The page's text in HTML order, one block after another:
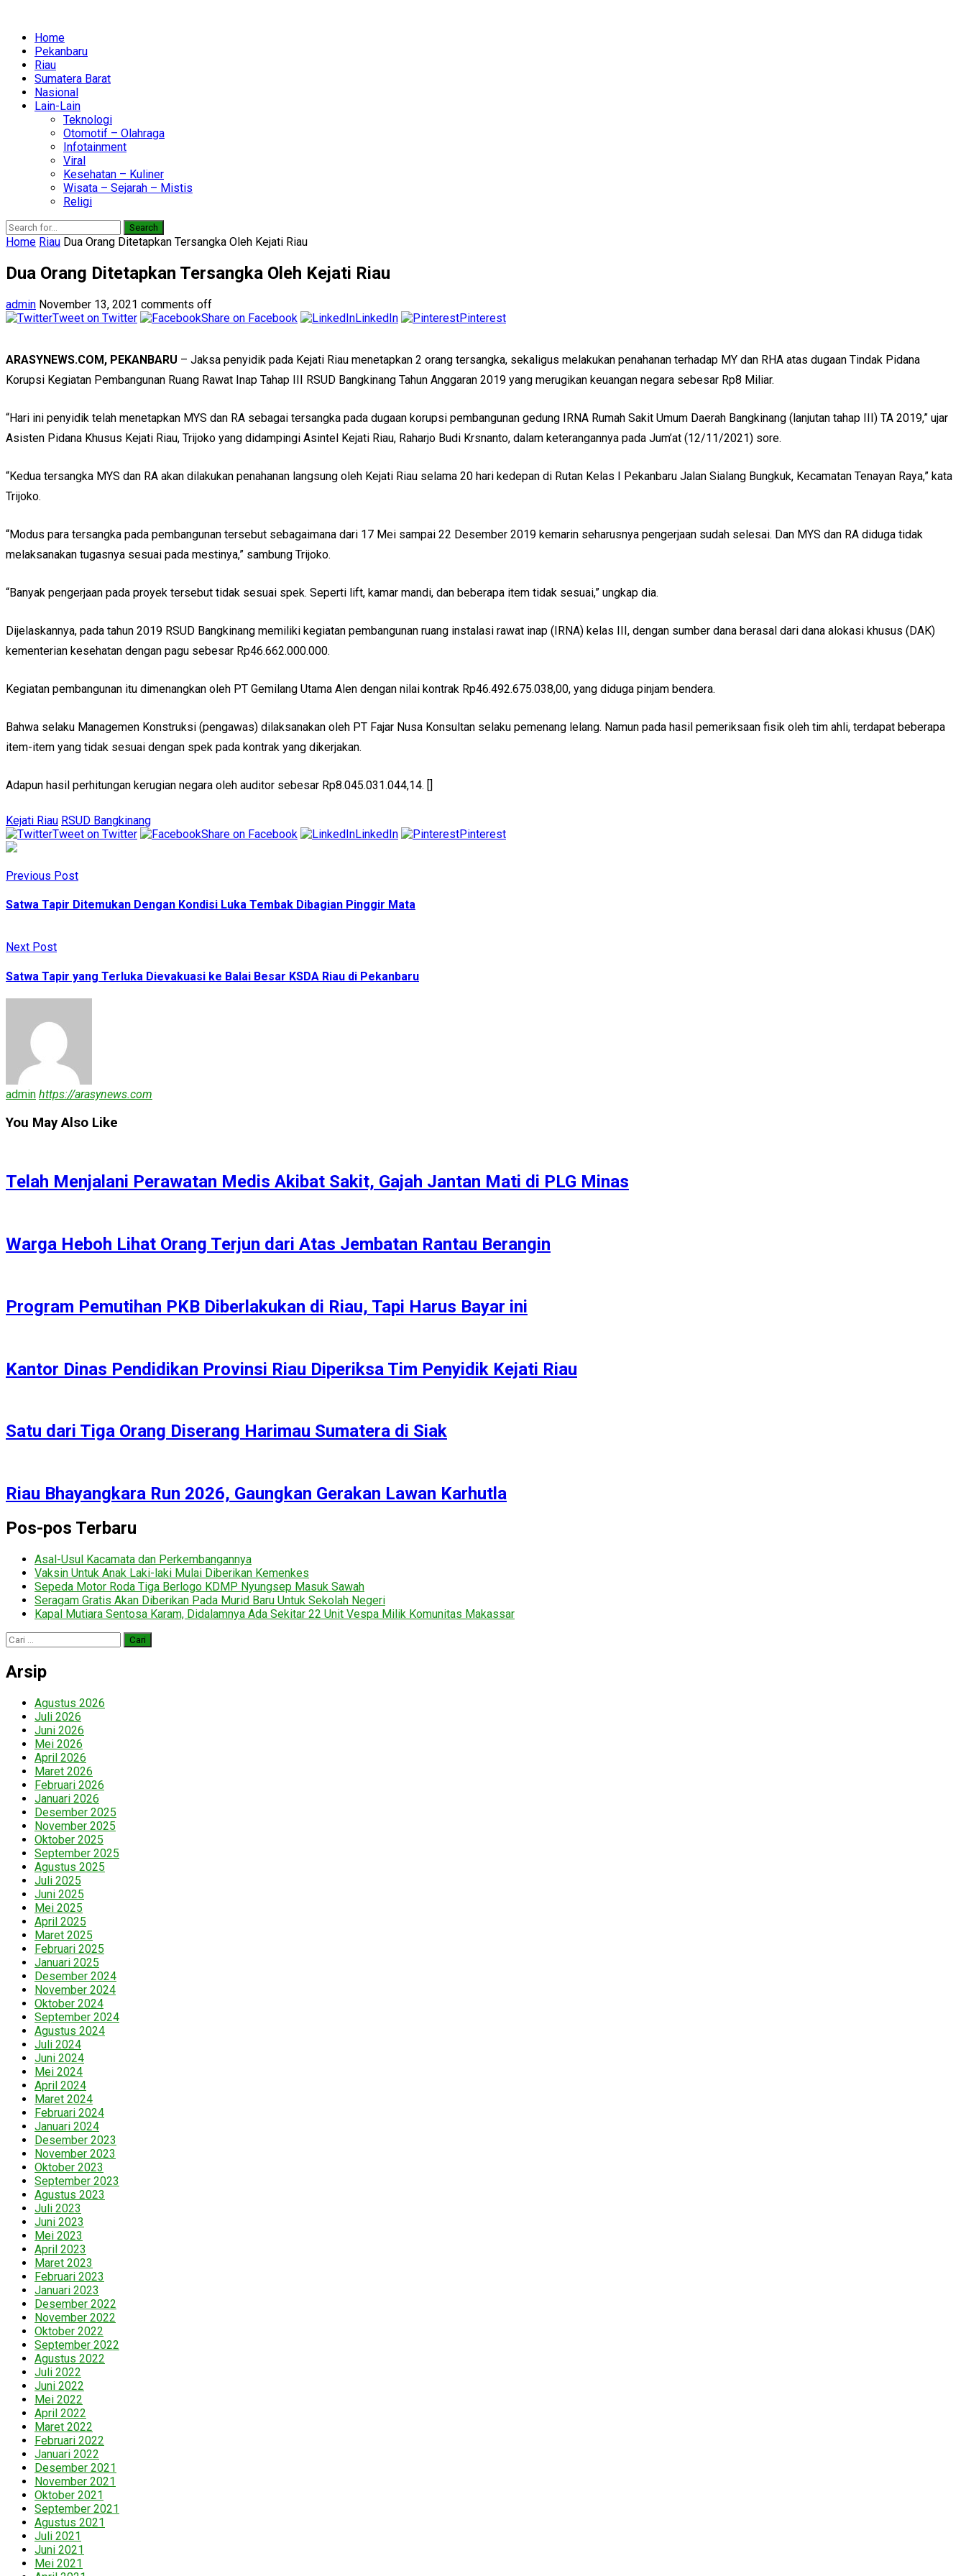
Home
Pekanbaru
Riau
Sumatera Barat
Nasional
Lain-Lain
Teknologi
Otomotif – Olahraga
Infotainment
Viral
Kesehatan – Kuliner
Wisata – Sejarah – Mistis
Religi
Search
Home Riau Dua Orang Ditetapkan Tersangka Oleh Kejati Riau
Dua Orang Ditetapkan Tersangka Oleh Kejati Riau
admin November 13, 2021 comments off
Tweet on Twitter
Share on Facebook LinkedIn Pinterest
ARASYNEWS.COM, PEKANBARU – Jaksa penyidik pada Kejati Riau menetapkan 2 orang tersangka, sekaligus melakukan penahanan terhadap MY dan RHA atas dugaan Tindak Pidana
Korupsi Kegiatan Pembangunan Ruang Rawat Inap Tahap III RSUD Bangkinang Tahun Anggaran 2019 yang merugikan keuangan negara sebesar Rp8 Miliar.
“Hari ini penyidik telah menetapkan MYS dan RA sebagai tersangka pada dugaan korupsi pembangunan gedung IRNA Rumah Sakit Umum Daerah Bangkinang (lanjutan tahap III) TA 2019,” ujar
Asisten Pidana Khusus Kejati Riau, Trijoko yang didampingi Asintel Kejati Riau, Raharjo Budi Krsnanto, dalam keterangannya pada Jum’at (12/11/2021) sore.
“Kedua tersangka MYS dan RA akan dilakukan penahanan langsung oleh Kejati Riau selama 20 hari kedepan di Rutan Kelas I Pekanbaru Jalan Sialang Bungkuk, Kecamatan Tenayan Raya,” kata
Trijoko.
“Modus para tersangka pada pembangunan tersebut sebagaimana dari 17 Mei sampai 22 Desember 2019 kemarin seharusnya pengerjaan sudah selesai. Dan MYS dan RA diduga tidak
melaksanakan tugasnya sesuai pada mestinya,” sambung Trijoko.
“Banyak pengerjaan pada proyek tersebut tidak sesuai spek. Seperti lift, kamar mandi, dan beberapa item tidak sesuai,” ungkap dia.
Dijelaskannya, pada tahun 2019 RSUD Bangkinang memiliki kegiatan pembangunan ruang instalasi rawat inap (IRNA) kelas III, dengan sumber dana berasal dari dana alokasi khusus (DAK)
kementerian kesehatan dengan pagu sebesar Rp46.662.000.000.
Kegiatan pembangunan itu dimenangkan oleh PT Gemilang Utama Alen dengan nilai kontrak Rp46.492.675.038,00, yang diduga pinjam bendera.
Bahwa selaku Managemen Konstruksi (pengawas) dilaksanakan oleh PT Fajar Nusa Konsultan selaku pemenang lelang. Namun pada hasil pemeriksaan fisik oleh tim ahli, terdapat beberapa
item-item yang tidak sesuai dengan spek pada kontrak yang dikerjakan.
Adapun hasil perhitungan kerugian negara oleh auditor sebesar Rp8.045.031.044,14. []
Kejati Riau RSUD Bangkinang
Tweet on Twitter
Share on Facebook LinkedIn Pinterest
Previous Post
Satwa Tapir Ditemukan Dengan Kondisi Luka Tembak Dibagian Pinggir Mata
Next Post
Satwa Tapir yang Terluka Dievakuasi ke Balai Besar KSDA Riau di Pekanbaru
admin https://arasynews.com
You May Also Like
Telah Menjalani Perawatan Medis Akibat Sakit, Gajah Jantan Mati di PLG Minas
Warga Heboh Lihat Orang Terjun dari Atas Jembatan Rantau Berangin
Program Pemutihan PKB Diberlakukan di Riau, Tapi Harus Bayar ini
Kantor Dinas Pendidikan Provinsi Riau Diperiksa Tim Penyidik Kejati Riau
Satu dari Tiga Orang Diserang Harimau Sumatera di Siak
Riau Bhayangkara Run 2026, Gaungkan Gerakan Lawan Karhutla
Pos-pos Terbaru
Asal-Usul Kacamata dan Perkembangannya
Vaksin Untuk Anak Laki-laki Mulai Diberikan Kemenkes
Sepeda Motor Roda Tiga Berlogo KDMP Nyungsep Masuk Sawah
Seragam Gratis Akan Diberikan Pada Murid Baru Untuk Sekolah Negeri
Kapal Mutiara Sentosa Karam, Didalamnya Ada Sekitar 22 Unit Vespa Milik Komunitas Makassar
Cari
untuk:
Arsip
Agustus 2026
Juli 2026
Juni 2026
Mei 2026
April 2026
Maret 2026
Februari 2026
Januari 2026
Desember 2025
November 2025
Oktober 2025
September 2025
Agustus 2025
Juli 2025
Juni 2025
Mei 2025
April 2025
Maret 2025
Februari 2025
Januari 2025
Desember 2024
November 2024
Oktober 2024
September 2024
Agustus 2024
Juli 2024
Juni 2024
Mei 2024
April 2024
Maret 2024
Februari 2024
Januari 2024
Desember 2023
November 2023
Oktober 2023
September 2023
Agustus 2023
Juli 2023
Juni 2023
Mei 2023
April 2023
Maret 2023
Februari 2023
Januari 2023
Desember 2022
November 2022
Oktober 2022
September 2022
Agustus 2022
Juli 2022
Juni 2022
Mei 2022
April 2022
Maret 2022
Februari 2022
Januari 2022
Desember 2021
November 2021
Oktober 2021
September 2021
Agustus 2021
Juli 2021
Juni 2021
Mei 2021